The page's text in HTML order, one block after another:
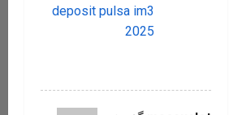
deposit pulsa im3
2025